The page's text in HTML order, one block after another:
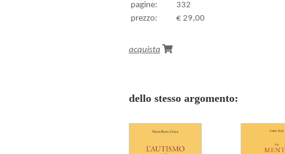
pagine:
332
prezzo:
€ 29,00
acquista
dello stesso argomento: